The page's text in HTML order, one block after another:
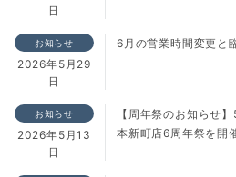
日
お知らせ
2026年5月29
日
6月の営業時間変更と
お知らせ
2026年5月13
日
【周年祭のお知らせ
本新町店6周年祭を開